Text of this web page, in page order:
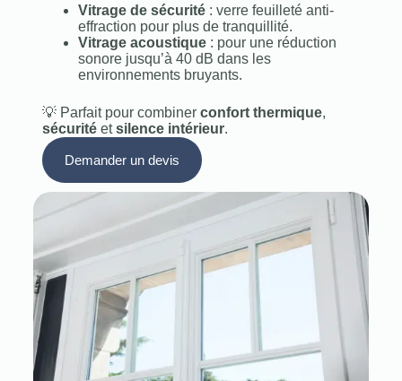
Vitrage de sécurité: verre feuilleté anti-
effraction pour plus de tranquillité.
Vitrage acoustique: pour une réduction
sonore jusqu’à 40 dB dans les
environnements bruyants.
💡 Parfait pour combiner confort thermique,
sécuritéetsilence intérieur.
Demander un devis